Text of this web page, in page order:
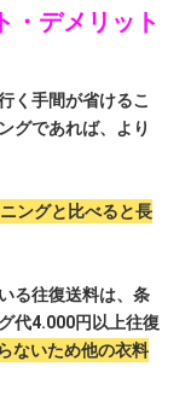
・デメリット
く手間が省けるこ
グであれば、より
ングと比べると長
る往復送料は、条
代4.000円以上往復
ないため他の衣料